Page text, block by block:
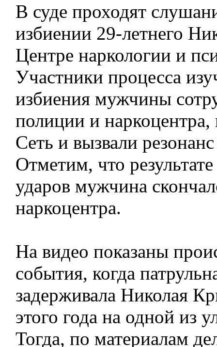
В суде проходят
избиении 29-летнего
Центре наркологии и
Участники процесса
избиения мужчины
полиции и
Сеть и вызвали
Отметим, что
ударов мужчина
наркоцентра.
На видео показаны
события, когда
задерживала Николая
этого года на одной из
Тогда, по материалам